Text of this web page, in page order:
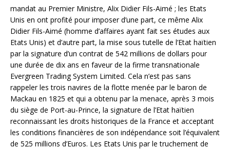
mandat au Premier Ministre, Alix Didier Fils-Aimé ; les Etats
Unis en ont profité pour imposer d’une part, ce même Alix
Didier Fils-Aimé (homme d’affaires ayant fait ses études aux
Etats Unis) et d’autre part, la mise sous tutelle de l’Etat haïtien
par la signature d’un contrat de 542 millions de dollars pour
une durée de dix ans en faveur de la firme transnationale
Evergreen Trading System Limited. Cela n’est pas sans
rappeler les trois navires de la flotte menée par le baron de
Mackau en 1825 et qui a obtenu par la menace, après 3 mois
du siège de Port-au-Prince, la signature de l’Etat haïtien
reconnaissant les droits historiques de la France et acceptant
les conditions financières de son indépendance soit l’équivalent
de 525 millions d’Euros. Les Etats Unis par le truchement de